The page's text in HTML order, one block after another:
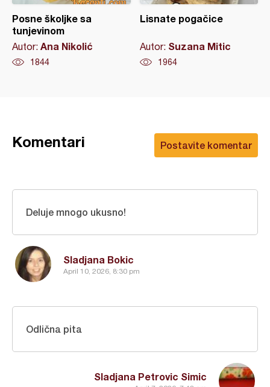
Posne školjke sa
tunjevinom
Autor: Ana Nikolić
1844
Lisnate pogačice
Autor: Suzana Mitic
1964
Postavite komentar
Komentari
Sladjana Bokic
April 10, 2026, 8:30 pm
Deluje mnogo ukusno!
Sladjana Petrovic Simic
Odlična pita